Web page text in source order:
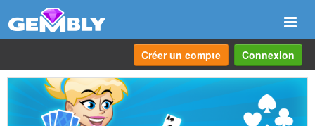
Créer un compte Connexion